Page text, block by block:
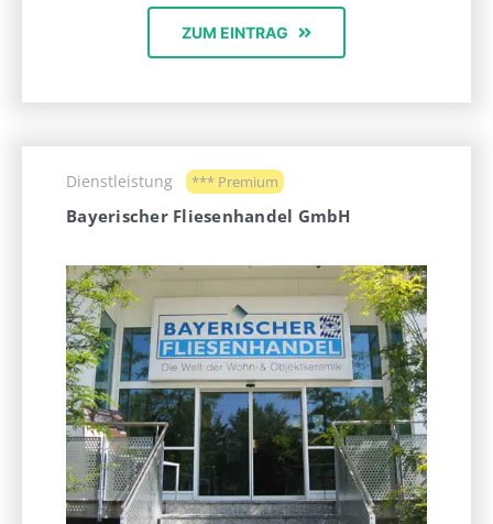
ZUM EINTRAG
Dienstleistung *** Premium
Bayerischer Fliesenhandel GmbH